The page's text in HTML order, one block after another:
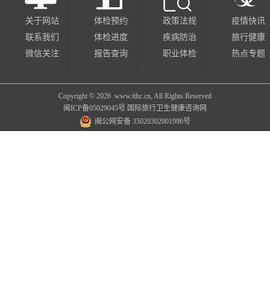
关于网站
联系我们
微信关注
体检预约
体检进度
报告查询
政策法规
疾病防治
职业体检
疫情快讯
旅行健康
热点专题
Copyright © 2026 www.ithc.cn, All Rights Reserved
闽ICP备05029045号 国际旅行卫生健康咨询网
闽公网安备 35020302001996号